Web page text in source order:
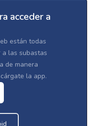
acceder a
están todas
a las subastas
de manera
la app.